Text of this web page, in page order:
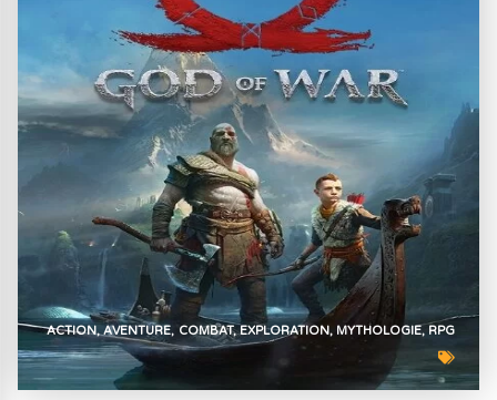
ACTION AVENTURE COMBAT EXPLORATION MYTHOLOGIE RPG